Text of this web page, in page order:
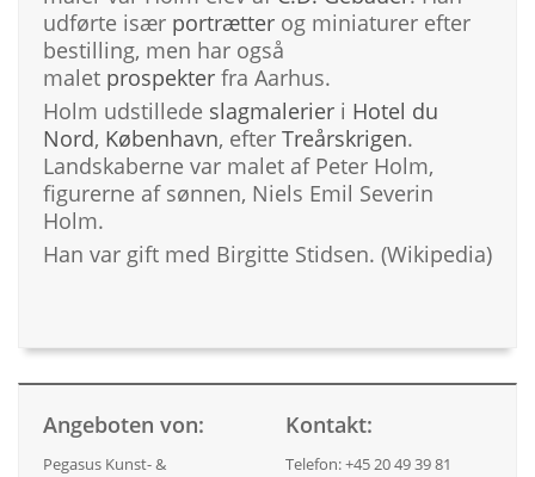
udførte især portrætter og miniaturer efter
bestilling, men har også
malet prospekter fra Aarhus.
Holm udstillede slagmalerier i Hotel du
Nord, København, efter Treårskrigen.
Landskaberne var malet af Peter Holm,
figurerne af sønnen, Niels Emil Severin
Holm.
Han var gift med Birgitte Stidsen. (Wikipedia)
Angeboten von:
Pegasus Kunst- &
Kontakt:
Telefon: +45 20 49 39 81